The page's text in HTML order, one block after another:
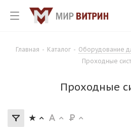
Главная - Каталог - Оборудование
Проходные
Проходные